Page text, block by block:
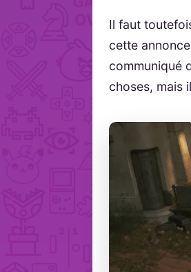
Il faut
cette
communiqué
choses, mais